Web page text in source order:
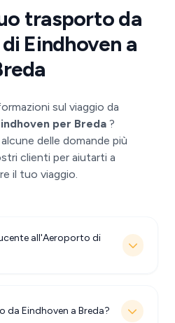
trasporto da
Eindhoven a
sul viaggio da
per Breda ?
delle domande più
clienti per aiutarti a
il tuo viaggio.
all'Aeroporto di
da Eindhoven a Breda?